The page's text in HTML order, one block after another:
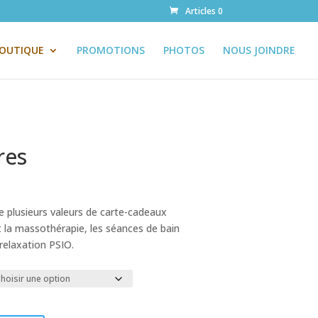
Articles 0
PROMOTIONS PHOTOS NOUS JOINDRE
valeurs de carte-cadeaux
massothérapie, les séances de bain
PSIO.